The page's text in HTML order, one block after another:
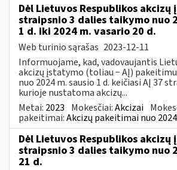
Dėl Lietuvos Respublikos
straipsnio 3 dalies taikymo nuo
1 d. iki 2024 m. vasario 20 d.
Web turinio sąrašas 2023-12-11
Informuojame, kad, vadovaujantis
akcizų įstatymo (toliau − AĮ) pakeitimu
nuo 2024 m. sausio 1 d. keičiasi AĮ 37
kurioje nustatoma akcizų...
Metai: 2023 Mokesčiai:Akcizai
pakeitimai:Akcizų pakeitimai nuo
Dėl Lietuvos Respublikos
straipsnio 3 dalies taikymo nuo
21 d.